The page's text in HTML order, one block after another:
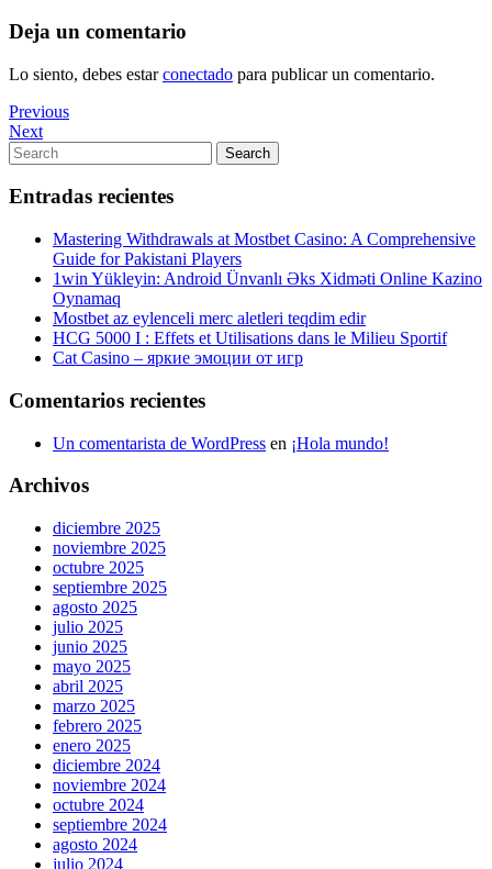
Deja un comentario
Lo siento, debes estarconectado para publicar un comentario.
Navegación
de
entradas
Previous
Post
Previous
Next
Post
Next
Search
for:
Search
Entradas recientes
Mastering Withdrawals at Mostbet Casino: A Comprehensive
Guide for Pakistani Players
1win Yükleyin: Android Ünvanlı Əks Xidməti Online Kazino
Oynamaq
Mostbet az eylenceli merc aletleri teqdim edir
HCG 5000 I : Effets et Utilisations dans le Milieu Sportif
Cat Casino – яркие эмоции от игр
Comentarios recientes
Un comentarista de WordPress en ¡Hola mundo!
Archivos
diciembre 2025
noviembre 2025
octubre 2025
septiembre 2025
agosto 2025
julio 2025
junio 2025
mayo 2025
abril 2025
marzo 2025
febrero 2025
enero 2025
diciembre 2024
noviembre 2024
octubre 2024
septiembre 2024
agosto 2024
julio 2024